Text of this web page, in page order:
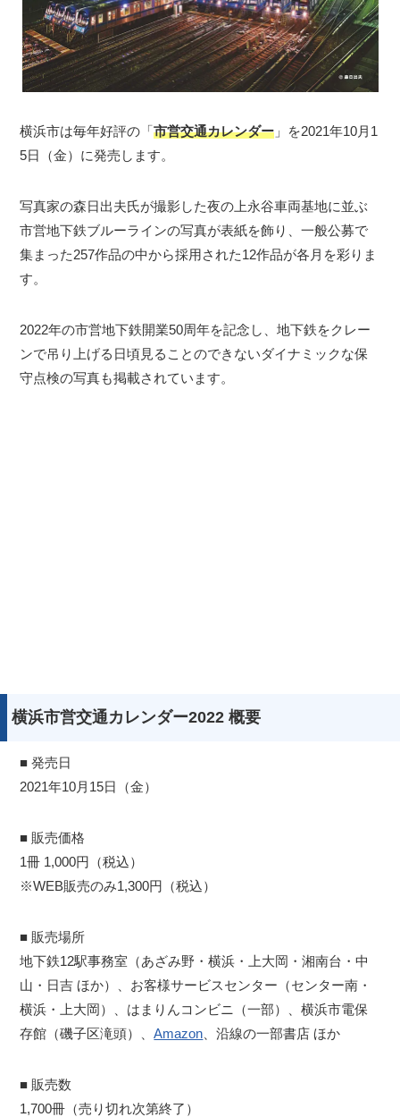
横浜市は毎年好評の「市営交通カレンダー 」を2021年10月1
5日（金）に発売します。
写真家の森日出夫氏が撮影した夜の上永谷車両基地に並ぶ
市営地下鉄ブルーラインの写真が表紙を飾り、一般公募で
集まった257作品の中から採用された12作品が各月を彩りま
す。
2022年の市営地下鉄開業50周年を記念し、地下鉄をクレー
ンで吊り上げる日頃見ることのできないダイナミックな保
守点検の写真も掲載されています。
横浜市営交通カレンダー2022 概要
■ 発売日
2021年10月15日（金）
■ 販売価格
1冊 1,000円（税込）
※WEB販売のみ1,300円（税込）
■ 販売場所
地下鉄12駅事務室（あざみ野・横浜・上大岡・湘南台・中
山・日吉 ほか）、お客様サービスセンター（センター南・
横浜・上大岡）、はまりんコンビニ（一部）、横浜市電保
存館（磯子区滝頭）、Amazon 、沿線の一部書店 ほか
■ 販売数
1,700冊（売り切れ次第終了）